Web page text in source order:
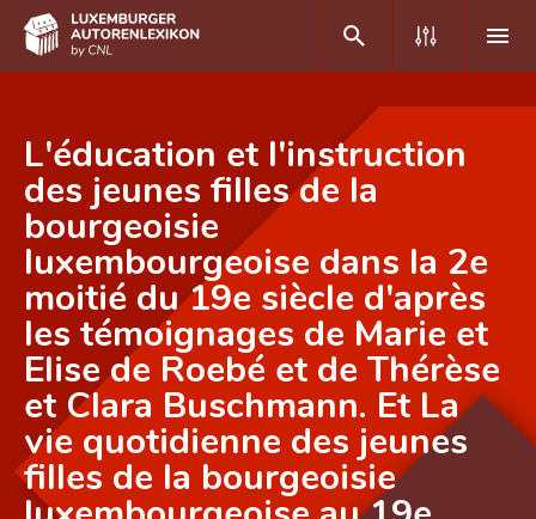
DE FR
Home
Autor(inn)en A-Z
Erweiterte Suche
Häufige Fragen und Antworten
CNL
Forschungsgruppe
Kontakt
L'éducation et l'instruction
des jeunes filles de la
bourgeoisie
luxembourgeoise dans la 2e
moitié du 19e siècle d'après
les témoignages de Marie et
Elise de Roebé et de Thérèse
et Clara Buschmann. Et La
vie quotidienne des jeunes
filles de la bourgeoisie